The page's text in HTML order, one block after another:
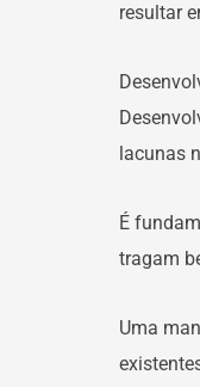
resultar
lacunas
É
tragam
Uma